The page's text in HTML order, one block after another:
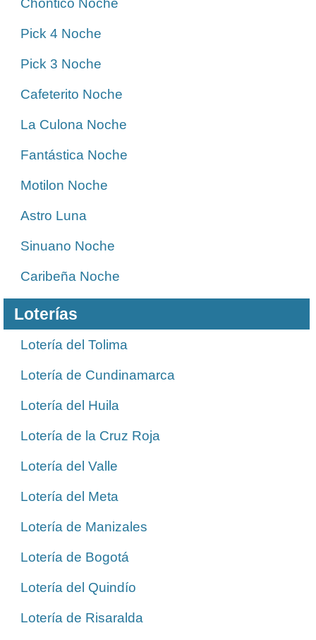
Chontico Noche
Pick 4 Noche
Pick 3 Noche
Cafeterito Noche
La Culona Noche
Fantástica Noche
Motilon Noche
Astro Luna
Sinuano Noche
Caribeña Noche
Loterías
Lotería del Tolima
Lotería de Cundinamarca
Lotería del Huila
Lotería de la Cruz Roja
Lotería del Valle
Lotería del Meta
Lotería de Manizales
Lotería de Bogotá
Lotería del Quindío
Lotería de Risaralda